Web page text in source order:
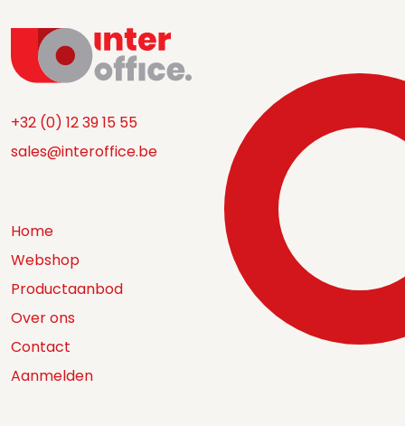
+32 (0) 12 39 15 55
sales@interoffice.be
Home
Webshop
Productaanbod
Over ons
Contact
Aanmelden